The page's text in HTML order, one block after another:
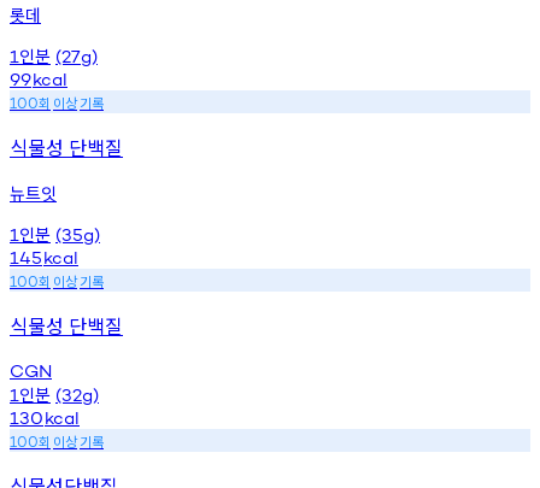
롯데
1 인분 (27g)
99kcal
100회 이상기록
식물성 단백질
뉴트잇
1 인분 (35g)
145kcal
100회 이상기록
식물성 단백질
CGN
1 인분 (32g)
130kcal
100회 이상기록